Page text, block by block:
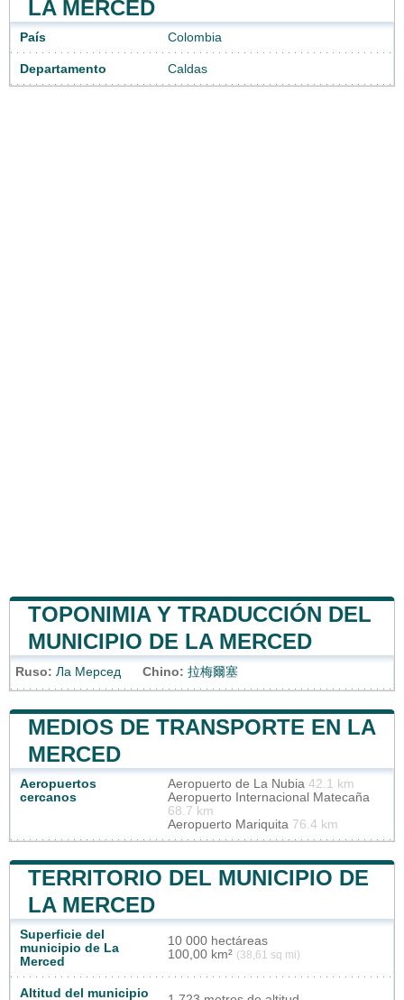
LA MERCED
País Colombia
Departamento Caldas
TOPONIMIA Y TRADUCCIÓN DEL
MUNICIPIO DE LA MERCED
Ruso: Ла Мерсед Chino: 拉梅爾塞
MEDIOS DE TRANSPORTE EN LA
MERCED
Aeropuertos
cercanos
Aeropuerto de La Nubia 42.1 km
Aeropuerto Internacional Matecaña
68.7 km
Aeropuerto Mariquita 76.4 km
TERRITORIO DEL MUNICIPIO DE
LA MERCED
Superficie del
municipio de La
Merced
10 000 hectáreas
100,00 km² (38,61 sq mi)
Altitud del municipio